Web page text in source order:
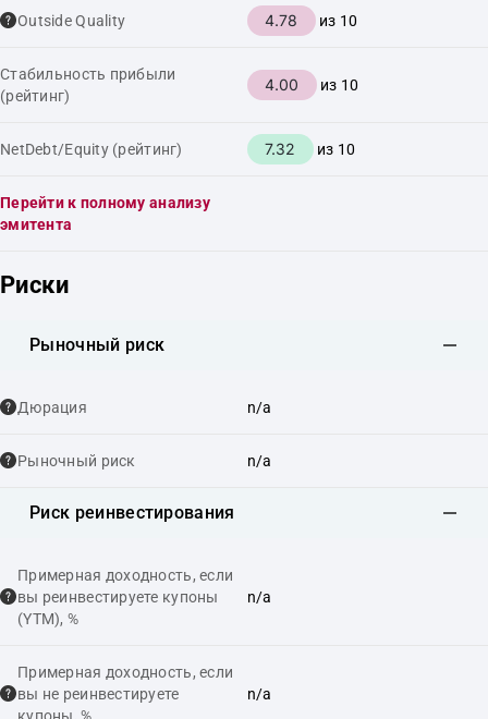
Outside Quality 4.78 из 10
Стабильность прибыли
(рейтинг)
4.00 из 10
NetDebt/Equity (рейтинг) 7.32 из 10
Перейти к полному анализу
эмитента
Риски
Рыночный риск
Дюрация n/a
Рыночный риск n/a
Риск реинвестирования
Примерная доходность, если
вы реинвестируете купоны
(YTM), %
n/a
Примерная доходность, если
вы не реинвестируете
купоны, %
n/a